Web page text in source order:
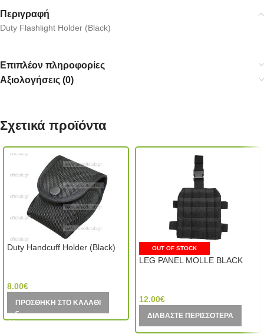
Περιγραφή
Duty Flashlight Holder (Black)
Επιπλέον πληροφορίες
Αξιολογήσεις (0)
Σχετικά προϊόντα
Duty Handcuff Holder (Black)
8.00€
ΠΡΟΣΘΉΚΗ ΣΤΟ ΚΑΛΆΘΙ
OUT OF STOCK
LEG PANEL MOLLE BLACK
12.00€
ΔΙΑΒΆΣΤΕ ΠΕΡΙΣΣΌΤΕΡΑ